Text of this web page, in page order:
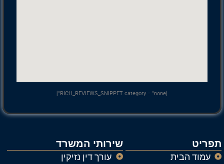
תפריט
עמוד הבית
שירותי המשרד
עורך דין נזיקין